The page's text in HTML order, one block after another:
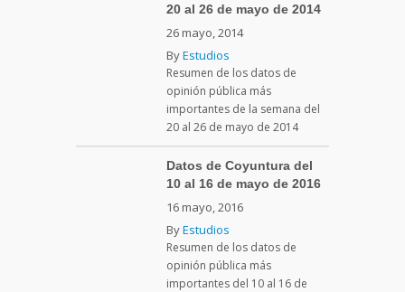
20 al 26 de mayo de 2014
26 mayo, 2014
ByEstudios
Resumen de los datos de
opinión pública más
importantes de la semana del
20 al 26 de mayo de 2014
Datos de Coyuntura del
10 al 16 de mayo de 2016
16 mayo, 2016
ByEstudios
Resumen de los datos de
opinión pública más
importantes del 10 al 16 de